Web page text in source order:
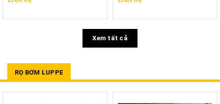
Xem tất cả
RỌ BƠM LUPPE